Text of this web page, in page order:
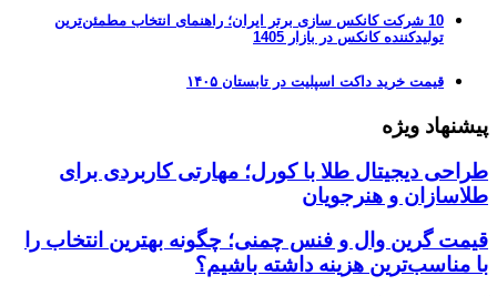
10 شرکت کانکس سازی برتر ایران؛ راهنمای انتخاب مطمئن‌ترین
تولیدکننده کانکس در بازار 1405
قیمت خرید داکت اسپلیت در تابستان ۱۴۰۵
پیشنهاد ویژه
طراحی دیجیتال طلا با کورل؛ مهارتی کاربردی برای
طلاسازان و هنرجویان
قیمت گرین وال و فنس چمنی؛ چگونه بهترین انتخاب را
با مناسب‌ترین هزینه داشته باشیم؟